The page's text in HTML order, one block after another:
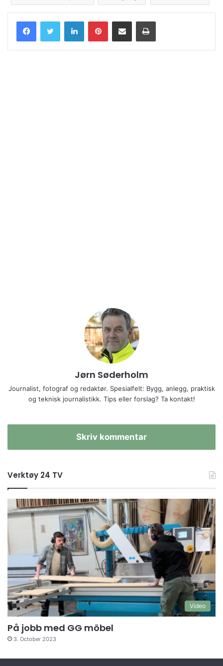
LinkedInPinterestShare via Email Print
Jørn Søderholm
Journalist, fotograf og redaktør. Spesialfelt: Bygg, anlegg, praktisk
og teknisk journalistikk. Tips eller forslag? Ta kontakt!
Skriv kommentar
Verktøy 24 TV
Video
På jobb med GG möbel
3. October 2023